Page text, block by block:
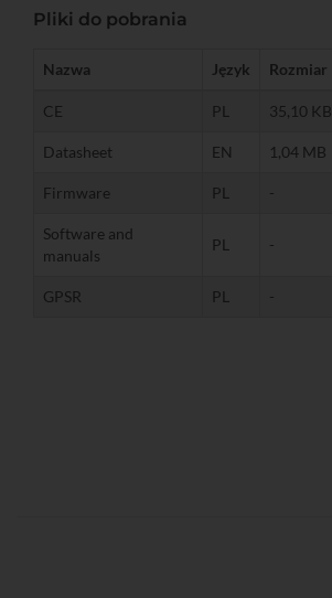
Pliki do pobrania
Nazwa Język Rozmiar
CE PL 35,10 KB
Datasheet EN 1,04 MB
Firmware PL -
Software and
manuals
PL -
GPSR PL -